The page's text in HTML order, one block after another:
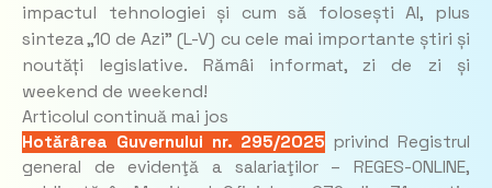
impactul tehnologiei și cum să folosești AI, plus
sinteza „10 de Azi” (L-V) cu cele mai importante știri și
noutăți legislative. Rămâi informat, zi de zi și
weekend de weekend!
Articolul continuă mai jos
Hotărârea Guvernului nr. 295/2025 privind Registrul
general de evidenţă a salariaţilor – REGES-ONLINE,